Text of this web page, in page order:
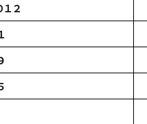
１２